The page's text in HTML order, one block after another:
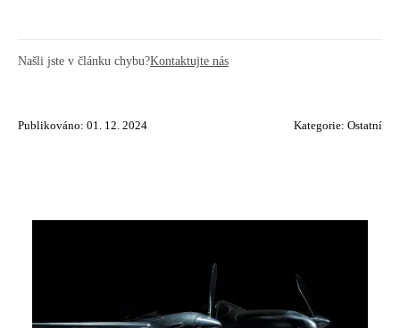
Našli jste v článku chybu?Kontaktujte nás
Publikováno: 01. 12. 2024 Kategorie: Ostatní